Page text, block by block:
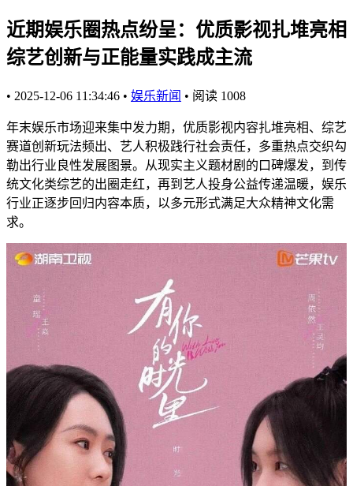
近期娱乐圈热点纷呈：优质影视扎堆亮相
综艺创新与正能量实践成主流
• 2025-12-06 11:34:46 • 娱乐新闻 • 阅读 1008
年末娱乐市场迎来集中发力期，优质影视内容扎堆亮相、综艺
赛道创新玩法频出、艺人积极践行社会责任，多重热点交织勾
勒出行业良性发展图景。从现实主义题材剧的口碑爆发，到传
统文化类综艺的出圈走红，再到艺人投身公益传递温暖，娱乐
行业正逐步回归内容本质，以多元形式满足大众精神文化需
求。